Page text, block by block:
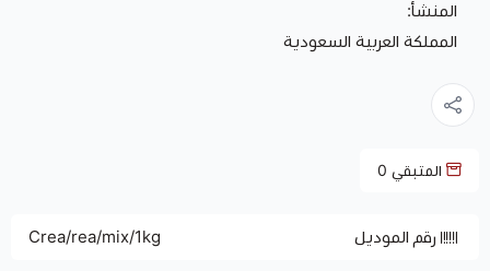
المنشأ:
المملكة العربية السعودية
المتبقي 0
رقم الموديل Crea/rea/mix/1kg